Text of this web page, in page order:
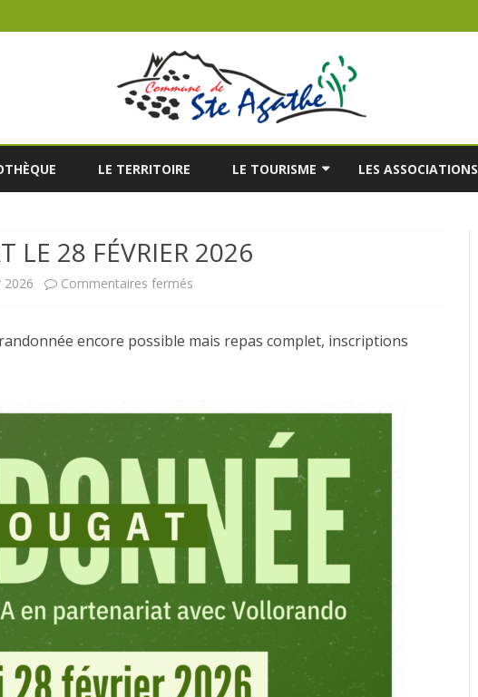
to
LA LISTE ÉLECTORALE
L’URBANISME
LE TERRITOIRE LE TOURISME
LES HÉBERGEMENTS
LES ASSOCIATIONS
LE 28 FÉVRIER 2026
2026 Commentaires fermés
FOUGAT
28
FÉVRIER
2026
encore possible mais repas complet, inscriptions